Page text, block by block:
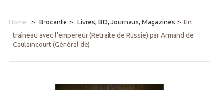
Home > Brocante > Livres, BD, Journaux, Magazines > En
traîneau avec l'empereur (Retraite de Russie) par Armand de
Caulaincourt (Général de)